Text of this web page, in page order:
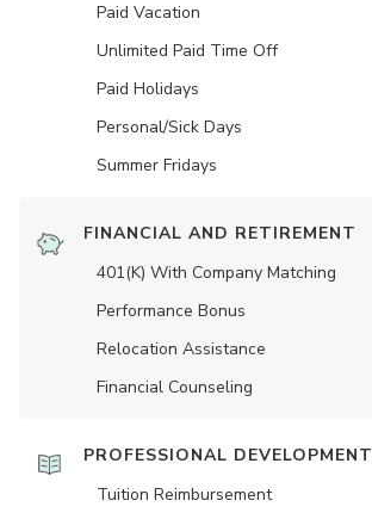
Paid Vacation
Unlimited Paid Time Off
Paid Holidays
Personal/Sick Days
Summer Fridays
FINANCIAL AND RETIREMENT
401(K) With Company Matching
Performance Bonus
Relocation Assistance
Financial Counseling
PROFESSIONAL DEVELOPMENT
Tuition Reimbursement